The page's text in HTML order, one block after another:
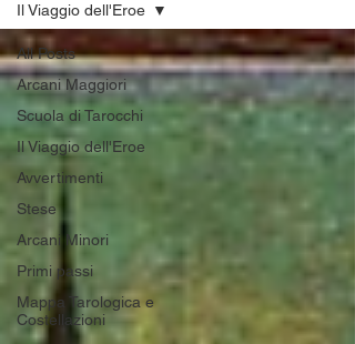
All Posts
Arcani Maggiori
Scuola di Tarocchi
Il Viaggio dell'Eroe
Avvertimenti
Stese
Arcani Minori
Primi passi
Mappa Tarologica e
Costellazioni
Il Viaggio dell'Eroe